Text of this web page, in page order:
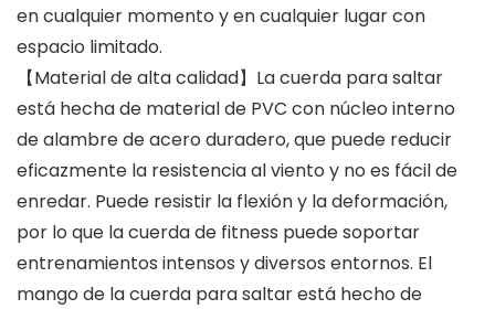
en cualquier momento y en cualquier lugar con
espacio limitado.
【Material de alta calidad】La cuerda para saltar
está hecha de material de PVC con núcleo interno
de alambre de acero duradero, que puede reducir
eficazmente la resistencia al viento y no es fácil de
enredar. Puede resistir la flexión y la deformación,
por lo que la cuerda de fitness puede soportar
entrenamientos intensos y diversos entornos. El
mango de la cuerda para saltar está hecho de